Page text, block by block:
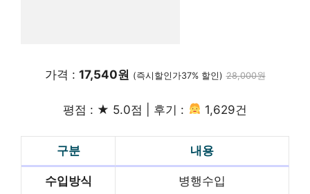
가격 : 17,540원 (즉시할인가37% 할인) 28,000원
평점 : ★ 5.0점 | 후기 : 1,629건
구분 내용
수입방식 병행수입